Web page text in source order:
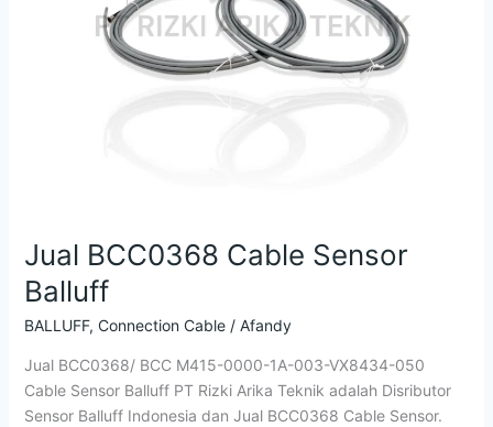
Jual BCC0368 Cable Sensor
Balluff
BALLUFF, Connection Cable/ Afandy
Jual BCC0368/ BCC M415-0000-1A-003-VX8434-050
Cable Sensor Balluff PT Rizki Arika Teknik adalah Disributor
Sensor Balluff Indonesia dan Jual BCC0368 Cable Sensor.